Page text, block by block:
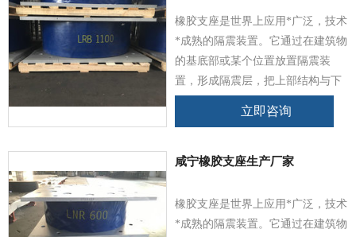
橡胶支座是世界上应用*广泛，技术
*成熟的隔震装置。它通过在建筑物
的基底部或某个位置放置隔震装
置，形成隔震层，把上部结构与下
震能量，避免或减少地震能量向上
其内部人员、设备，不影响室内设
立即咨询
咸宁橡胶支座生产厂家
橡胶支座是世界上应用*广泛，技术
*成熟的隔震装置。它通过在建筑物